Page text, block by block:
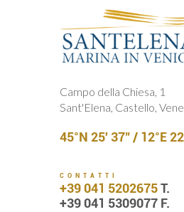
Campo della Chiesa, 1
Sant'Elena, Castello,
45°N 25' 37" / 12°E
CONTATTI
+39 041 5202675T.
+39 041 5309077 F.